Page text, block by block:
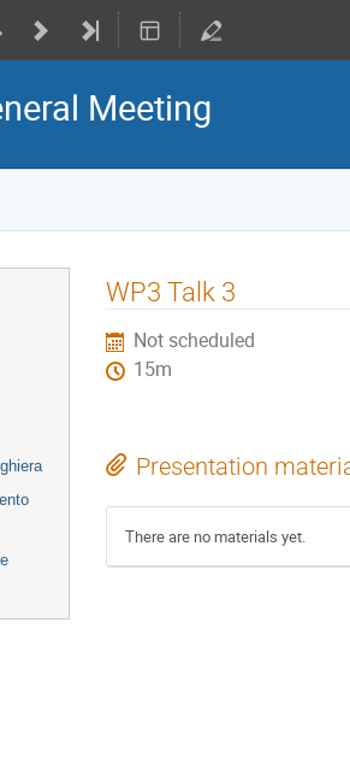
Meeting
WP3 Talk 3
Not scheduled
15m
Presentation
There are no materials yet.